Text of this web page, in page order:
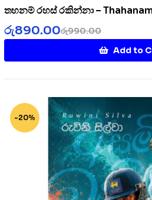
තහනම් රහස් රකින්නා – Thahanam
රු990.00
රු890.00
Add to
-20%